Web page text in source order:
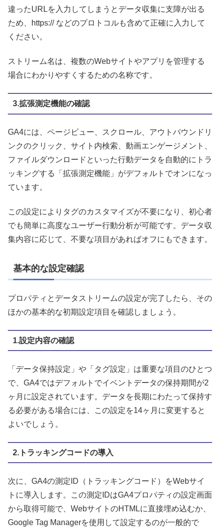
違ったURLを入力してしまうとデータ収集に支障が出る
ため、https:// などのプロトコルも含めて正確に入力して
ください。
ストリーム名は、複数のWebサイトやアプリを管理する
場合にわかりやすくするための名称です。
3.拡張測定機能の確認
GA4には、ページビュー、スクロール、アウトバウンドリ
ンクのクリック、サイト内検索、動画エンゲージメント、
ファイルダウンロードといった行動データを自動的にトラ
ッキングする「拡張測定機能」がデフォルトでオンになっ
ています。
この設定によりタグのカスタマイズが不要になり、初心者
でも簡単に高度なユーザー行動分析が可能です。データ収
集内容に応じて、不要な項目があればオフにもできます。
基本的な設定確認
プロパティとデータストリームの設定が完了したら、その
ほかの基本的な初期設定項目を確認しましょう。
1.設定内容の確認
「データ保持設定」や「タグ設定」は重要な項目のひとつ
で、GA4ではデフォルトでイベントデータの保持期間が2
ヶ月に設定されています。データを長期にわたって保持す
る必要がある場合には、この設定を14ヶ月に変更すると
よいでしょう。
2.トラッキングコードの導入
次に、GA4の測定ID（トラッキングコード）をWebサイ
トに導入します。この測定IDはGA4プロパティの設定画面
から取得可能で、WebサイトのHTMLに直接埋め込むか、
Google Tag Managerを使用して設定するのが一般的で